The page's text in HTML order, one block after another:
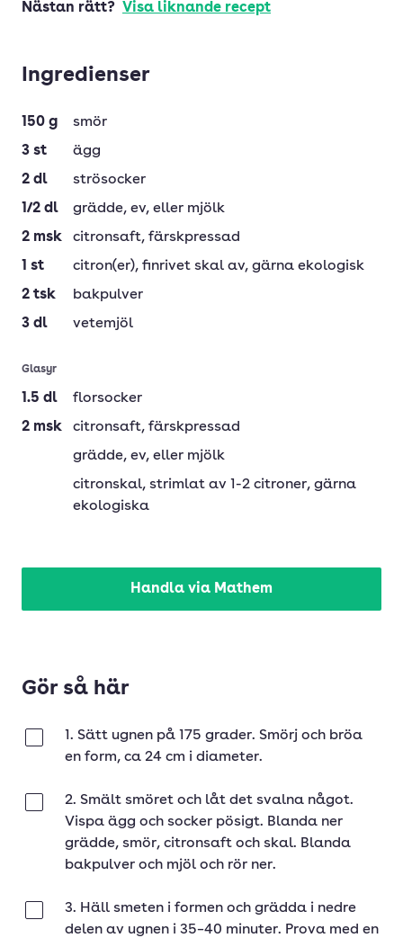
Nästan rätt? Visa liknande recept
Ingredienser
150 g
smör
3 st
ägg
2 dl
strösocker
1/2 dl grädde, ev, eller mjölk
2 msk citronsaft, färskpressad
1 st citron(er), finrivet skal av, gärna ekologisk
2 tsk
bakpulver
3 dl vetemjöl
Glasyr
1.5 dl
florsocker
2 msk citronsaft, färskpressad
grädde, ev, eller mjölk
citronskal, strimlat av 1-2 citroner, gärna
ekologiska
Handla via Mathem
Gör så här
1. Sätt ugnen på 175 grader. Smörj och bröa
en form, ca 24 cm i diameter.
2. Smält smöret och låt det svalna något.
Vispa ägg och socker pösigt. Blanda ner
grädde, smör, citronsaft och skal. Blanda
bakpulver och mjöl och rör ner.
3. Häll smeten i formen och grädda i nedre
delen av ugnen i 35–40 minuter. Prova med en